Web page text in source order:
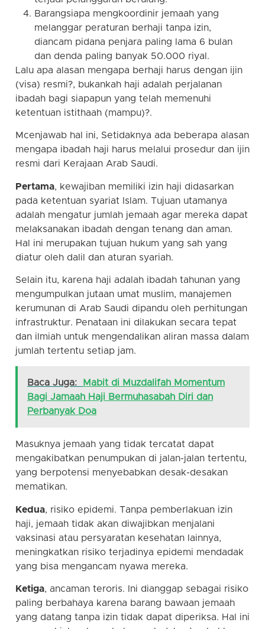
Barangsiapa mengkoordinir jemaah yang
melanggar peraturan berhaji tanpa izin,
diancam pidana penjara paling lama 6 bulan
dan denda paling banyak 50.000 riyal.
Lalu apa alasan mengapa berhaji harus dengan ijin
(visa) resmi?, bukankah haji adalah perjalanan
ibadah bagi siapapun yang telah memenuhi
ketentuan istithaah (mampu)?.
Mcenjawab hal ini, Setidaknya ada beberapa alasan
mengapa ibadah haji harus melalui prosedur dan ijin
resmi dari Kerajaan Arab Saudi.
Pertama, kewajiban memiliki izin haji didasarkan
pada ketentuan syariat Islam. Tujuan utamanya
adalah mengatur jumlah jemaah agar mereka dapat
melaksanakan ibadah dengan tenang dan aman.
Hal ini merupakan tujuan hukum yang sah yang
diatur oleh dalil dan aturan syariah.
Selain itu, karena haji adalah ibadah tahunan yang
mengumpulkan jutaan umat muslim, manajemen
kerumunan di Arab Saudi dipandu oleh perhitungan
infrastruktur. Penataan ini dilakukan secara tepat
dan ilmiah untuk mengendalikan aliran massa dalam
jumlah tertentu setiap jam.
Baca Juga:
Mabit di Muzdalifah Momentum
Bagi Jamaah Haji Bermuhasabah Diri dan
Perbanyak Doa
Masuknya jemaah yang tidak tercatat dapat
mengakibatkan penumpukan di jalan-jalan tertentu,
yang berpotensi menyebabkan desak-desakan
mematikan.
Kedua, risiko epidemi. Tanpa pemberlakuan izin
haji, jemaah tidak akan diwajibkan menjalani
vaksinasi atau persyaratan kesehatan lainnya,
meningkatkan risiko terjadinya epidemi mendadak
yang bisa mengancam nyawa mereka.
Ketiga, ancaman teroris. Ini dianggap sebagai risiko
paling berbahaya karena barang bawaan jemaah
yang datang tanpa izin tidak dapat diperiksa. Hal ini